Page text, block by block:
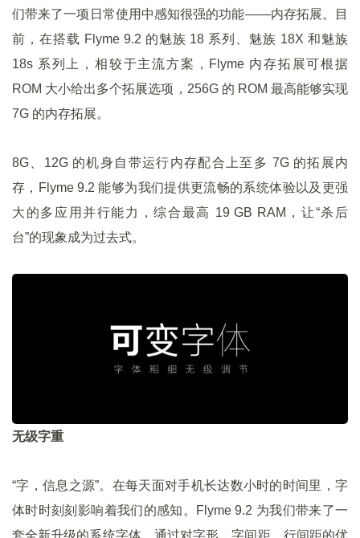
们带来了一项日常使用中感知很强的功能——内存拓展。目
前，在搭载 Flyme 9.2 的魅族 18 系列、魅族 18X 和魅族
18s 系列上，相较于主流方案，Flyme 内存拓展可根据
ROM 大小给出多个拓展选项，256G 的 ROM 最高能够实现
7G 的内存拓展。
8G、12G 的机身自带运行内存配合上至多 7G 的拓展内
存，Flyme 9.2 能够为我们提供更流畅的系统体验以及更强
大的多应用并行能力，综合最高 19 GB RAM，让“杀后
台”的现象成为过去式。
无级字重
“字，信息之源”。在每天面对手机长达数小时的时间里，字
体时时刻刻影响着我们的感知。Flyme 9.2 为我们带来了一